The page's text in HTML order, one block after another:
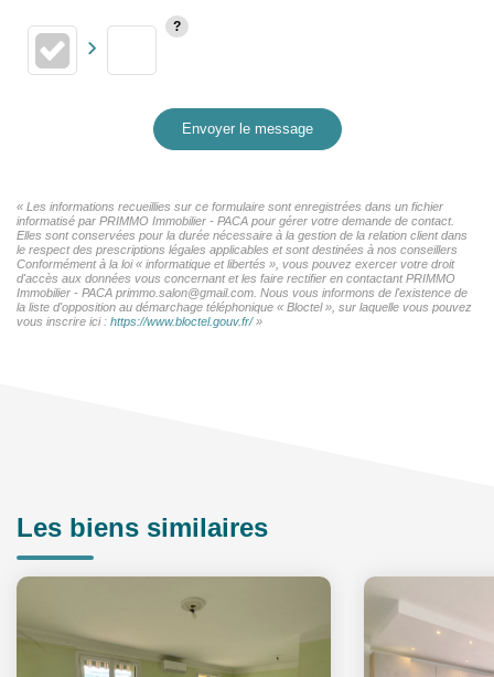
Envoyer le message
« Les informations recueillies sur ce formulaire sont enregistrées dans un fichier
informatisé par PRIMMO Immobilier - PACA pour gérer votre demande de contact.
Elles sont conservées pour la durée nécessaire à la gestion de la relation client dans
le respect des prescriptions légales applicables et sont destinées à nos conseillers
Conformément à la loi « informatique et libertés », vous pouvez exercer votre droit
d'accès aux données vous concernant et les faire rectifier en contactant PRIMMO
Immobilier - PACA primmo.salon@gmail.com. Nous vous informons de l'existence de
la liste d'opposition au démarchage téléphonique « Bloctel », sur laquelle vous pouvez
vous inscrire ici : https://www.bloctel.gouv.fr/»
Les biens similaires